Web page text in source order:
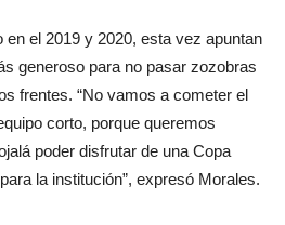
en el 2019 y 2020, esta vez apuntan
generoso para no pasar zozobras
frentes. “No vamos a cometer el
corto, porque queremos
poder disfrutar de una Copa
la institución”, expresó Morales.